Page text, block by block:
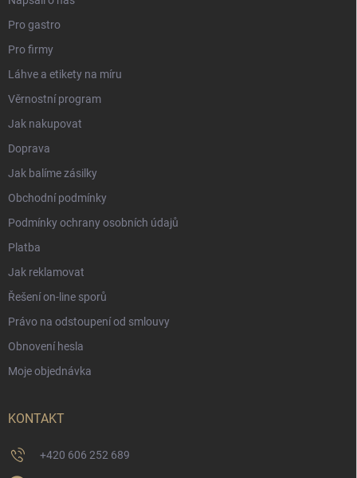
Pro gastro
Pro firmy
Láhve a etikety na míru
Věrnostní program
Jak nakupovat
Doprava
Jak balíme zásilky
Obchodní podmínky
Podmínky ochrany osobních údajů
Platba
Jak reklamovat
Řešení on-line sporů
Právo na odstoupení od smlouvy
Obnovení hesla
Moje objednávka
KONTAKT
+420 606 252 689